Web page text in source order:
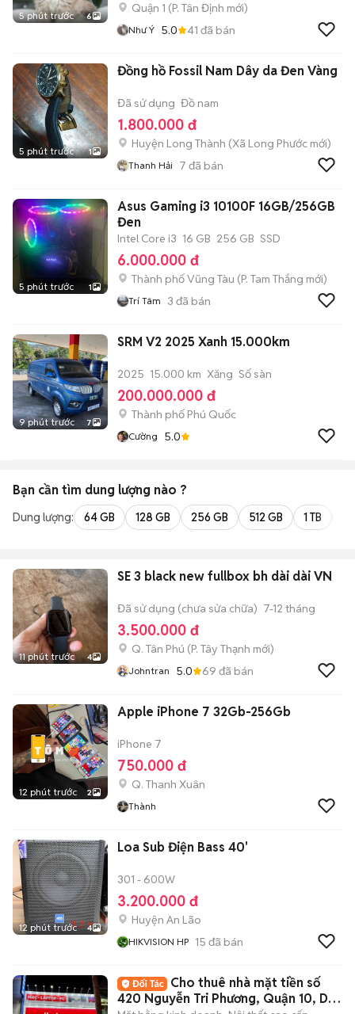
5 phút trước 6
Quận 1 (P. Tân Định mới)
Như Ý 5.0 41 đã bán
5 phút trước 1
Đồng hồ Fossil Nam Dây da Đen Vàng
Đã sử dụng Đồ nam
1.800.000 đ
Huyện Long Thành (Xã Long Phước mới)
Thanh Hải 7 đã bán
5 phút trước 1
Asus Gaming i3 10100F 16GB/256GB
Đen
Intel Core i3 16 GB 256 GB SSD
6.000.000 đ
Thành phố Vũng Tàu (P. Tam Thắng mới)
Trí Tâm 3 đã bán
9 phút trước 7
SRM V2 2025 Xanh 15.000km
2025 15.000 km Xăng Số sàn
200.000.000 đ
Thành phố Phú Quốc
Cường 5.0
Bạn cần tìm dung lượng nào ?
Dung lượng: 64 GB 128 GB 256 GB 512 GB 1 TB
11 phút trước 4
SE 3 black new fullbox bh dài dài VN
Đã sử dụng (chưa sửa chữa) 7-12 tháng
3.500.000 đ
Q. Tân Phú (P. Tây Thạnh mới)
Johntran 5.0 69 đã bán
12 phút trước 2
Apple iPhone 7 32Gb-256Gb
iPhone 7
750.000 đ
Q. Thanh Xuân
Thành
12 phút trước 4
Loa Sub Điện Bass 40'
301 - 600W
3.200.000 đ
Huyện An Lão
HIKVISION HP 15 đã bán
Cho thuê nhà mặt tiền số
420 Nguyễn Tri Phương, Quận 10, DT: